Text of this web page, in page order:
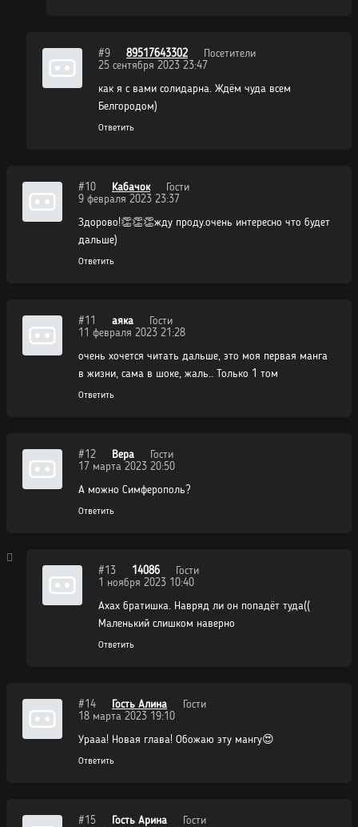
#9 89517643302
Посетители
25 сентября 2023 23:47
как я с вами солидарна. Ждём чуда всем
Белгородом)
Ответить
#10 Кабачок
Гости
9 февраля 2023 23:37
Здорово!👏👏👏жду проду.очень интересно что будет
дальше)
Ответить
#11 аяка
Гости
11 февраля 2023 21:28
очень хочется читать дальше, это моя первая манга
в жизни, сама в шоке, жаль.. Только 1 том
Ответить
#12 Вера
Гости
17 марта 2023 20:50
А можно Симферополь?
Ответить
#13 14086
Гости
1 ноября 2023 10:40
Ахах братишка. Навряд ли он попадёт туда((
Маленький слишком наверно
Ответить
#14 Гость Алина
Гости
18 марта 2023 19:10
Урааа! Новая глава! Обожаю эту мангу😍
Ответить
#15 Гость Арина
Гости